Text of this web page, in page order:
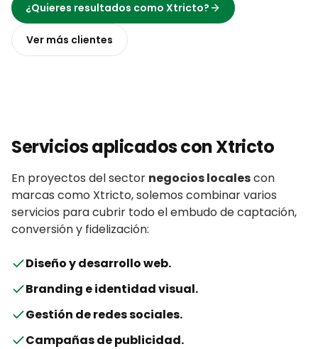
¿Quieres resultados como Xtricto?
Ver más clientes
Servicios aplicados conXtricto
En proyectos del sector negocios localescon
marcas como Xtricto, solemos combinar varios
servicios para cubrir todo el embudo de captación,
conversión y fidelización:
Diseño y desarrollo web.
Branding e identidad visual.
Gestión de redes sociales.
Campañas de publicidad.